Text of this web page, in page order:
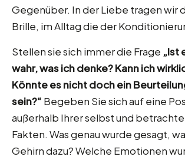
Gegenüber. In der Liebe tragen wir
Brille, im Alltag die der
Stellen sie sich immer die Frage „Ist
wahr, was ich denke? Kann ich
Könnte es nicht doch ein
sein?“ Begeben Sie sich auf eine
außerhalb Ihrer selbst und
Fakten. Was genau wurde gesagt,
Gehirn dazu? Welche Emotionen